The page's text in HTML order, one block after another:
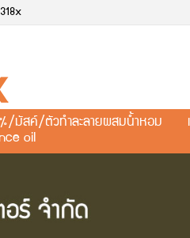
มัสค์/ตัวทำละลายผสมน้ำหอม
oil